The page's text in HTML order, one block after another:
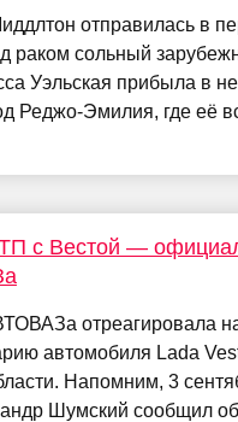
отправилась в
раком сольный
Уэльская прибыла в
Реджо-Эмилия, где её
с Вестой —
отреагировала
автомобиля Lada
Напомним, 3
Шумский сообщил об